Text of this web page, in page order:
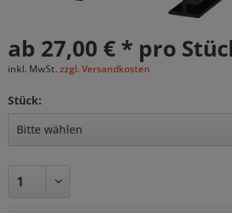
ab 27,00 € * pro
inkl. MwSt. zzgl. Versandkosten
Stück: